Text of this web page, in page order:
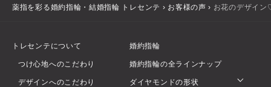
薬指を彩る婚約指輪・結婚指輪 トレセンテ › お客様の声 › お花のデザイ
トレセンテについて
つけ心地へのこだわり
デザインへのこだわり
婚約指輪
婚約指輪の全ラインナップ
ダイヤモンドの形状